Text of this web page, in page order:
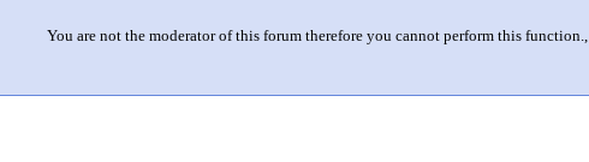
You are not the moderator of this forum therefore you cannot perform this function.,